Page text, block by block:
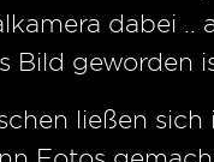
dabei ..
Bild geworden
ließen